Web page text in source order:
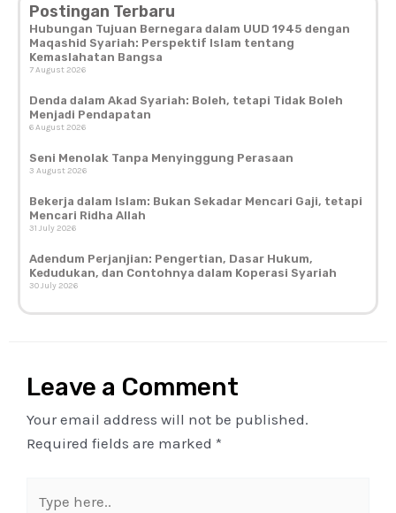
Postingan Terbaru
Hubungan Tujuan Bernegara dalam UUD 1945 dengan
Maqashid Syariah: Perspektif Islam tentang
Kemaslahatan Bangsa
7 August 2026
Denda dalam Akad Syariah: Boleh, tetapi Tidak Boleh
Menjadi Pendapatan
6 August 2026
Seni Menolak Tanpa Menyinggung Perasaan
3 August 2026
Bekerja dalam Islam: Bukan Sekadar Mencari Gaji, tetapi
Mencari Ridha Allah
31 July 2026
Adendum Perjanjian: Pengertian, Dasar Hukum,
Kedudukan, dan Contohnya dalam Koperasi Syariah
30 July 2026
Leave a Comment
Your email address will not be published.
Required fields are marked *